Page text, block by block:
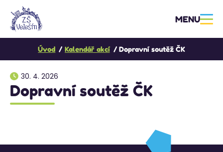
MENU
Úvod Kalendář akcí Dopravní soutěž ČK
30. 4. 2026
Dopravní soutěž ČK